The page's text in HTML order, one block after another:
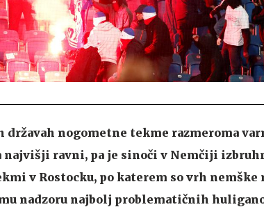
državah nogometne tekme razmeroma
najvišji ravni, pa je sinoči v Nemčiji
v Rostocku, po katerem so vrh nemške
nadzoru najbolj problematičnih